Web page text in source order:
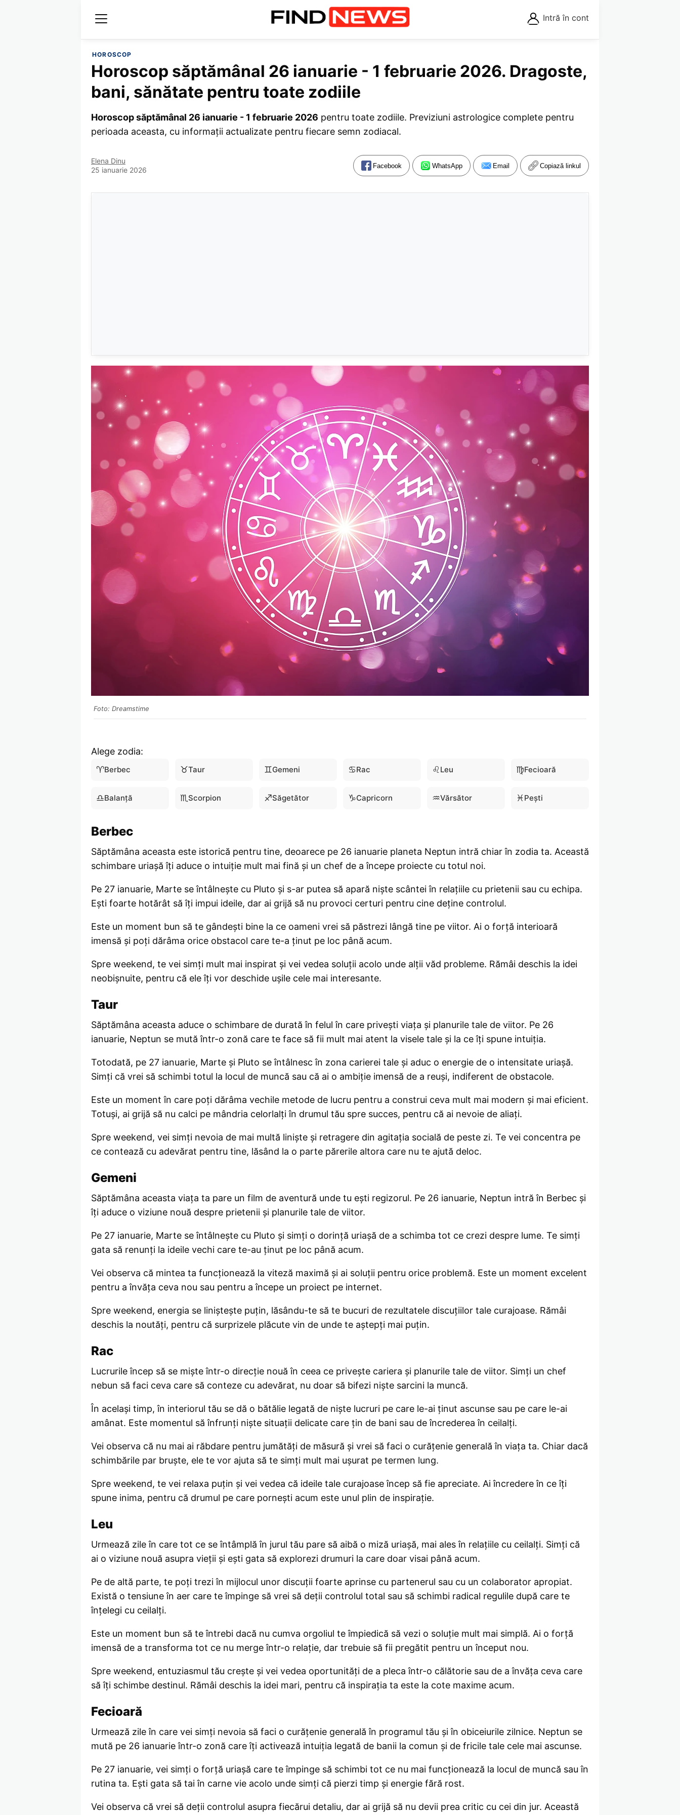
Intră în cont
HOROSCOP
Horoscop săptămânal 26 ianuarie - 1 februarie 2026. Dragoste,
bani, sănătate pentru toate zodiile
Horoscop săptămânal 26 ianuarie - 1 februarie 2026 pentru toate zodiile. Previziuni astrologice complete pentru
perioada aceasta, cu informații actualizate pentru fiecare semn zodiacal.
Elena Dinu
25 ianuarie 2026
Facebook WhatsApp Email Copiază linkul
Foto: Dreamstime
Alege zodia:
♈Berbec ♉Taur ♊Gemeni ♋Rac ♌Leu ♍Fecioară
♎Balanță ♏Scorpion ♐Săgetător ♑Capricorn ♒Vărsător ♓ Pești
Berbec
Săptămâna aceasta este istorică pentru tine, deoarece pe 26 ianuarie planeta Neptun intră chiar în zodia ta. Această
schimbare uriașă îți aduce o intuiție mult mai fină și un chef de a începe proiecte cu totul noi.
Pe 27 ianuarie, Marte se întâlnește cu Pluto și s-ar putea să apară niște scântei în relațiile cu prietenii sau cu echipa.
Ești foarte hotărât să îți impui ideile, dar ai grijă să nu provoci certuri pentru cine deține controlul.
Este un moment bun să te gândești bine la ce oameni vrei să păstrezi lângă tine pe viitor. Ai o forță interioară
imensă și poți dărâma orice obstacol care te-a ținut pe loc până acum.
Spre weekend, te vei simți mult mai inspirat și vei vedea soluții acolo unde alții văd probleme. Rămâi deschis la idei
neobișnuite, pentru că ele îți vor deschide ușile cele mai interesante.
Taur
Săptămâna aceasta aduce o schimbare de durată în felul în care privești viața și planurile tale de viitor. Pe 26
ianuarie, Neptun se mută într-o zonă care te face să fii mult mai atent la visele tale și la ce îți spune intuiția.
Totodată, pe 27 ianuarie, Marte și Pluto se întâlnesc în zona carierei tale și aduc o energie de o intensitate uriașă.
Simți că vrei să schimbi totul la locul de muncă sau că ai o ambiție imensă de a reuși, indiferent de obstacole.
Este un moment în care poți dărâma vechile metode de lucru pentru a construi ceva mult mai modern și mai eficient.
Totuși, ai grijă să nu calci pe mândria celorlalți în drumul tău spre succes, pentru că ai nevoie de aliați.
Spre weekend, vei simți nevoia de mai multă liniște și retragere din agitația socială de peste zi. Te vei concentra pe
ce contează cu adevărat pentru tine, lăsând la o parte părerile altora care nu te ajută deloc.
Gemeni
Săptămâna aceasta viața ta pare un film de aventură unde tu ești regizorul. Pe 26 ianuarie, Neptun intră în Berbec și
îți aduce o viziune nouă despre prietenii și planurile tale de viitor.
Pe 27 ianuarie, Marte se întâlnește cu Pluto și simți o dorință uriașă de a schimba tot ce crezi despre lume. Te simți
gata să renunți la ideile vechi care te-au ținut pe loc până acum.
Vei observa că mintea ta funcționează la viteză maximă și ai soluții pentru orice problemă. Este un moment excelent
pentru a învăța ceva nou sau pentru a începe un proiect pe internet.
Spre weekend, energia se liniștește puțin, lăsându-te să te bucuri de rezultatele discuțiilor tale curajoase. Rămâi
deschis la noutăți, pentru că surprizele plăcute vin de unde te aștepți mai puțin.
Rac
Lucrurile încep să se miște într-o direcție nouă în ceea ce privește cariera și planurile tale de viitor. Simți un chef
nebun să faci ceva care să conteze cu adevărat, nu doar să bifezi niște sarcini la muncă.
În același timp, în interiorul tău se dă o bătălie legată de niște lucruri pe care le-ai ținut ascunse sau pe care le-ai
amânat. Este momentul să înfrunți niște situații delicate care țin de bani sau de încrederea în ceilalți.
Vei observa că nu mai ai răbdare pentru jumătăți de măsură și vrei să faci o curățenie generală în viața ta. Chiar dacă
schimbările par bruște, ele te vor ajuta să te simți mult mai ușurat pe termen lung.
Spre weekend, te vei relaxa puțin și vei vedea că ideile tale curajoase încep să fie apreciate. Ai încredere în ce îți
spune inima, pentru că drumul pe care pornești acum este unul plin de inspirație.
Leu
Urmează zile în care tot ce se întâmplă în jurul tău pare să aibă o miză uriașă, mai ales în relațiile cu ceilalți. Simți că
ai o viziune nouă asupra vieții și ești gata să explorezi drumuri la care doar visai până acum.
Pe de altă parte, te poți trezi în mijlocul unor discuții foarte aprinse cu partenerul sau cu un colaborator apropiat.
Există o tensiune în aer care te împinge să vrei să deții controlul total sau să schimbi radical regulile după care te
înțelegi cu ceilalți.
Este un moment bun să te întrebi dacă nu cumva orgoliul te împiedică să vezi o soluție mult mai simplă. Ai o forță
imensă de a transforma tot ce nu merge într-o relație, dar trebuie să fii pregătit pentru un început nou.
Spre weekend, entuziasmul tău crește și vei vedea oportunități de a pleca într-o călătorie sau de a învăța ceva care
să îți schimbe destinul. Rămâi deschis la idei mari, pentru că inspirația ta este la cote maxime acum.
Fecioară
Urmează zile în care vei simți nevoia să faci o curățenie generală în programul tău și în obiceiurile zilnice. Neptun se
mută pe 26 ianuarie într-o zonă care îți activează intuiția legată de banii la comun și de fricile tale cele mai ascunse.
Pe 27 ianuarie, vei simți o forță uriașă care te împinge să schimbi tot ce nu mai funcționează la locul de muncă sau în
rutina ta. Ești gata să tai în carne vie acolo unde simți că pierzi timp și energie fără rost.
Vei observa că vrei să deții controlul asupra fiecărui detaliu, dar ai grijă să nu devii prea critic cu cei din jur. Această